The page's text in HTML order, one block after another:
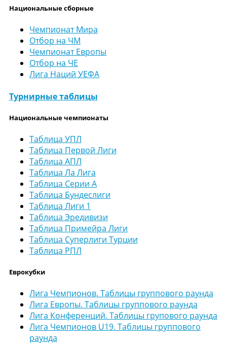
Национальные сборные
Чемпионат Мира
Отбор на ЧМ
Чемпионат Европы
Отбор на ЧЕ
Лига Наций УЕФА
Турнирные таблицы
Национальные чемпионаты
Таблица УПЛ
Таблица Первой Лиги
Таблица АПЛ
Таблица Ла Лига
Таблица Серии А
Таблица Бундеслиги
Таблица Лиги 1
Таблица Эредивизи
Таблица Примейра Лиги
Таблица Суперлиги Турции
Таблица РПЛ
Еврокубки
Лига Чемпионов. Таблицы группового раунда
Лига Европы. Таблицы группового раунда
Лига Конференций. Таблицы групового раунда
Лига Чемпионов U19. Таблицы группового
раунда